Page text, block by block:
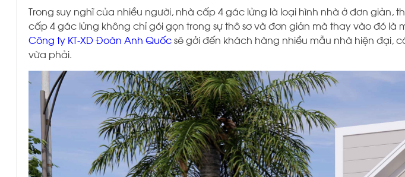
Trong suy nghĩ của nhiều người, nhà cấp 4 gác lửng là loại hình nhà ở đơn giản,
cấp 4 gác lửng không chỉ gói gọn trong sự thô sơ và đơn giản mà thay vào đó là
Công ty KT-XD Đoàn Anh Quốcsẽ gởi đến khách hàng nhiều mẫu nhà hiện đại,
vừa phải.